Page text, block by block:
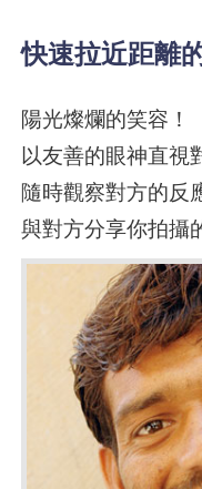
快速拉近距離
陽光燦爛的笑容！
以友善的眼神直視
隨時觀察對方的反
與對方分享你拍攝